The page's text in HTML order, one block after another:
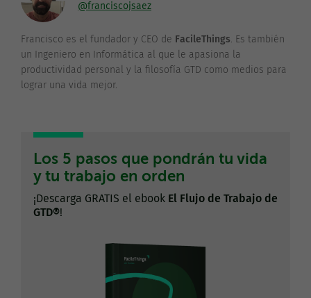
@franciscojsaez
Francisco es el fundador y CEO de FacileThings. Es también
un Ingeniero en Informática al que le apasiona la
productividad personal y la filosofía GTD como medios para
lograr una vida mejor.
Los 5 pasos que pondrán tu vida
y tu trabajo en orden
¡Descarga GRATIS el ebook El Flujo de Trabajo de
GTD®!